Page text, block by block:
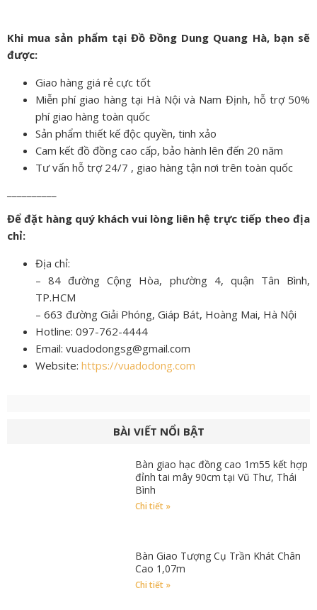
Khi mua sản phẩm tại Đồ Đồng Dung Quang Hà, bạn sẽ
được:
Giao hàng giá rẻ cực tốt
Miễn phí giao hàng tại Hà Nội và Nam Định, hỗ trợ 50%
phí giao hàng toàn quốc
Sản phẩm thiết kế độc quyền, tinh xảo
Cam kết đồ đồng cao cấp, bảo hành lên đến 20 năm
Tư vấn hỗ trợ 24/7 , giao hàng tận nơi trên toàn quốc
Để đặt hàng quý khách vui lòng liên hệ trực tiếp theo địa
chỉ:
Địa chỉ:
– 84 đường Cộng Hòa, phường 4, quận Tân Bình,
TP.HCM
– 663 đường Giải Phóng, Giáp Bát, Hoàng Mai, Hà Nội
Hotline: 097-762-4444
Email: vuadodongsg@gmail.com
Website: https://vuadodong.com
BÀI VIẾT NỔI BẬT
Bàn giao hạc đồng cao 1m55 kết hợp
đỉnh tai mây 90cm tại Vũ Thư, Thái
Bình
Chi tiết »
Bàn Giao Tượng Cụ Trần Khát Chân
Cao 1,07m
Chi tiết »